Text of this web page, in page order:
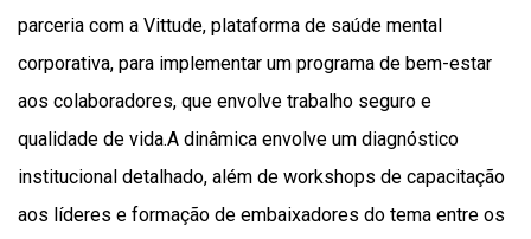
parceria com a Vittude, plataforma de saúde mental
corporativa, para implementar um programa de bem-estar
aos colaboradores, que envolve trabalho seguro e
qualidade de vida.A dinâmica envolve um diagnóstico
institucional detalhado, além de workshops de capacitação
aos líderes e formação de embaixadores do tema entre os